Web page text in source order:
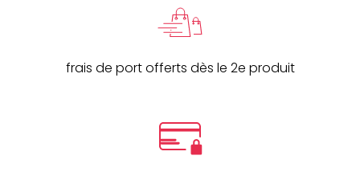
frais de port offerts dès le 2e produit